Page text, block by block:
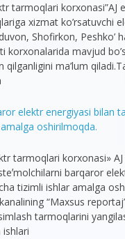
tarmoqlari korxonasi”AJ
xizmat ko’rsatuvchi
Shofirkon, Peshko’
korxonalarida mavjud
qilganligini ma’lum
elektr energiyasi bilan
oshirilmoqda.
tarmoqlari korxonasi»
barqaror
tizimli ishlar amalga
“Maxsus
tarmoqlarini